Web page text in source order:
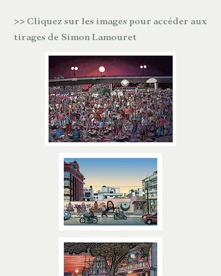
>> Cliquez sur les images pour accéder aux
tirages de Simon Lamouret